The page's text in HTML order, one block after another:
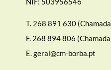
T. 268 891 630
F. 268 894 806
E.geral@cm-borba.pt